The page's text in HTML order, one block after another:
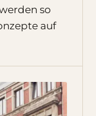
so
auf